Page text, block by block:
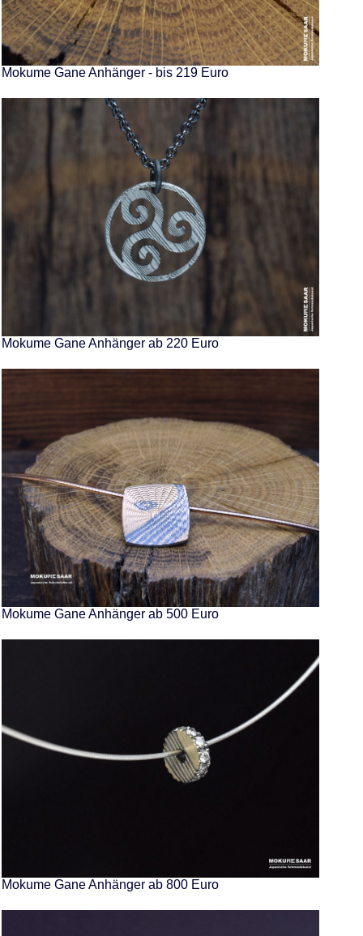
Mokume Gane Anhänger - bis 219 Euro
Mokume Gane Anhänger ab 220 Euro
Mokume Gane Anhänger ab 500 Euro
Mokume Gane Anhänger ab 800 Euro